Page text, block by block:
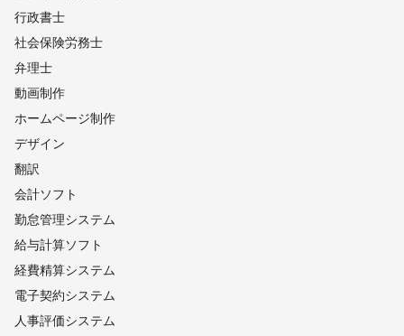
行政書士
社会保険労務士
弁理士
動画制作
ホームページ制作
デザイン
翻訳
会計ソフト
勤怠管理システム
給与計算ソフト
経費精算システム
電子契約システム
人事評価システム